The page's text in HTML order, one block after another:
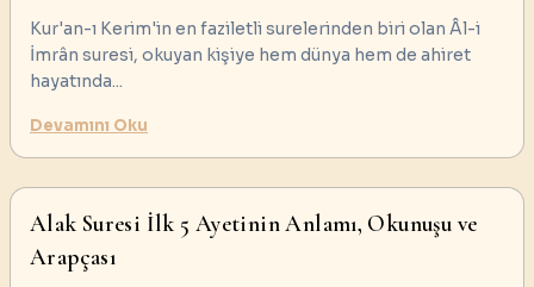
Kur'an-ı Kerim'in en faziletli surelerinden biri olan Âl-i
İmrân suresi, okuyan kişiye hem dünya hem de ahiret
hayatında...
Devamını Oku
Alak Suresi İlk 5 Ayetinin Anlamı, Okunuşu ve
Arapçası